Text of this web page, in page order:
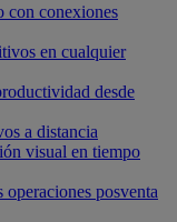
con conexiones
en cualquier
desde
a distancia
visual en tiempo
operaciones posventa